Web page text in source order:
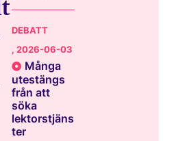
DEBATT
, 2026-06-03
Många
utestängs
från att
söka
lektorstjäns
ter